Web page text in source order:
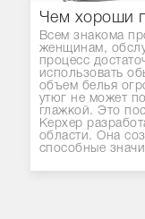
Чем хороши
Всем знакома
женщинам,
процесс
использовать
объем белья
утюг не может
глажкой. Это
Керхер
области. Она
способные